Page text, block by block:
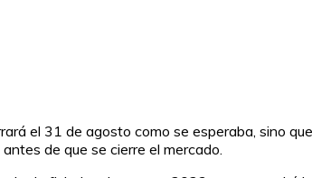
el 31 de agosto como se esperaba, sino
de que se cierre el mercado.